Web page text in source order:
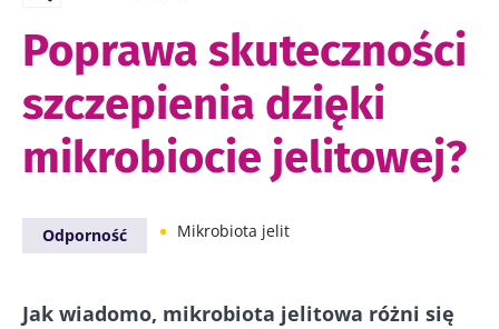
Poprawa skuteczności
szczepienia dzięki
mikrobiocie jelitowej?
Odporność Mikrobiota jelit
Jak wiadomo, mikrobiota jelitowa różni się